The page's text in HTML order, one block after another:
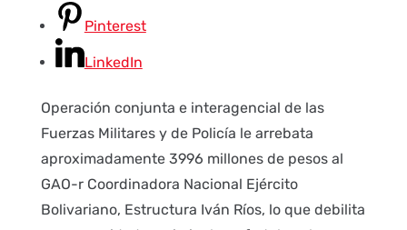
Pinterest
LinkedIn
Operación conjunta e interagencial de las
Fuerzas Militares y de Policía le arrebata
aproximadamente 3996 millones de pesos al
GAO-r Coordinadora Nacional Ejército
Bolivariano, Estructura Iván Ríos, lo que debilita